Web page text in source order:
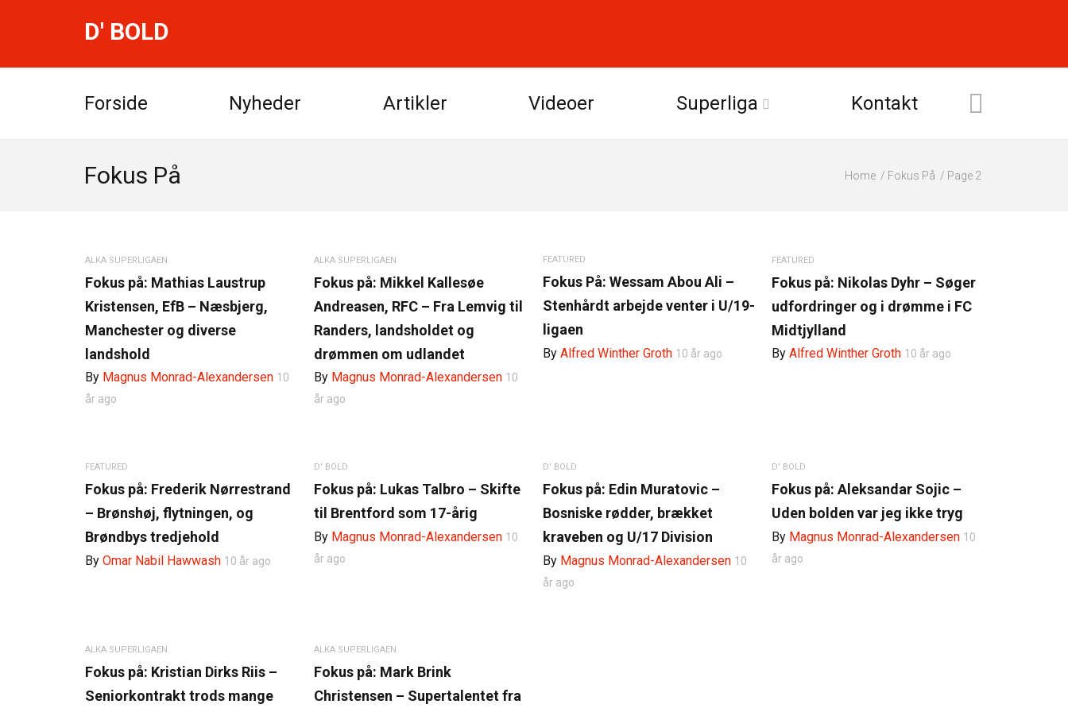
D' BOLD
Forside Nyheder Artikler Videoer Superliga Kontakt
Fokus På Home Fokus På Page 2
ALKA SUPERLIGAEN
Fokus på: Mathias Laustrup
Kristensen, EfB – Næsbjerg,
Manchester og diverse
landshold
By Magnus Monrad-Alexandersen 10
år ago
ALKA SUPERLIGAEN
Fokus på: Mikkel Kallesøe
Andreasen, RFC – Fra Lemvig til
Randers, landsholdet og
drømmen om udlandet
By Magnus Monrad-Alexandersen 10
år ago
FEATURED
Fokus På: Wessam Abou Ali –
Stenhårdt arbejde venter i U/19-
ligaen
By Alfred Winther Groth 10 år ago
FEATURED
Fokus på: Nikolas Dyhr – Søger
udfordringer og i drømme i FC
Midtjylland
By Alfred Winther Groth 10 år ago
FEATURED
Fokus på: Frederik Nørrestrand
– Brønshøj, flytningen, og
Brøndbys tredjehold
By Omar Nabil Hawwash 10 år ago
D' BOLD
Fokus på: Lukas Talbro – Skifte
til Brentford som 17-årig
By Magnus Monrad-Alexandersen 10
år ago
D' BOLD
Fokus på: Edin Muratovic –
Bosniske rødder, brækket
kraveben og U/17 Division
By Magnus Monrad-Alexandersen 10
år ago
D' BOLD
Fokus på: Aleksandar Sojic –
Uden bolden var jeg ikke tryg
By Magnus Monrad-Alexandersen 10
år ago
ALKA SUPERLIGAEN
Fokus på: Kristian Dirks Riis –
Seniorkontrakt trods mange
ALKA SUPERLIGAEN
Fokus på: Mark Brink
Christensen – Supertalentet fra